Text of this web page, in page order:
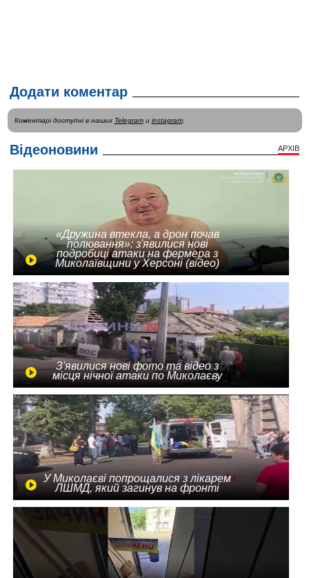
Додати коментар
Коментарі доступні в наших Telegramи instagram.
Відеоновини АРХІВ
«Дружина втекла, а дрон почав
полювання»: з'явилися нові
подробиці атаки на фермера з
Миколаївщини у Херсоні (відео)
З'явилися нові фото та відео з
місця нічної атаки по Миколаєву
У Миколаєві попрощалися з лікарем
ЛШМД, який загинув на фронті